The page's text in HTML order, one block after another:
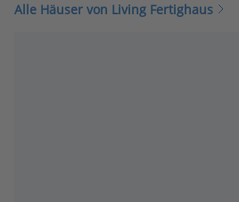
Alle Häuser von Living Fertighaus